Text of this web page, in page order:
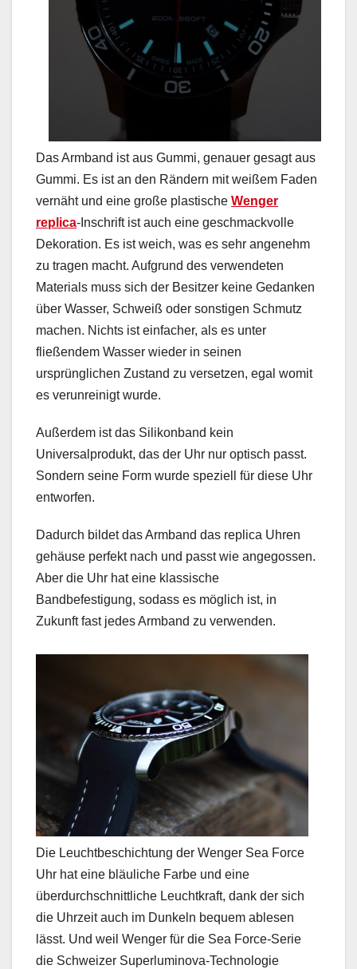
Das Armband ist aus Gummi, genauer gesagt aus
Gummi. Es ist an den Rändern mit weißem Faden
vernäht und eine große plastische Wenger
replica-Inschrift ist auch eine geschmackvolle
Dekoration. Es ist weich, was es sehr angenehm
zu tragen macht. Aufgrund des verwendeten
Materials muss sich der Besitzer keine Gedanken
über Wasser, Schweiß oder sonstigen Schmutz
machen. Nichts ist einfacher, als es unter
fließendem Wasser wieder in seinen
ursprünglichen Zustand zu versetzen, egal womit
es verunreinigt wurde.
Außerdem ist das Silikonband kein
Universalprodukt, das der Uhr nur optisch passt.
Sondern seine Form wurde speziell für diese Uhr
entworfen.
Dadurch bildet das Armband das replica Uhren
gehäuse perfekt nach und passt wie angegossen.
Aber die Uhr hat eine klassische
Bandbefestigung, sodass es möglich ist, in
Zukunft fast jedes Armband zu verwenden.
Die Leuchtbeschichtung der Wenger Sea Force
Uhr hat eine bläuliche Farbe und eine
überdurchschnittliche Leuchtkraft, dank der sich
die Uhrzeit auch im Dunkeln bequem ablesen
lässt. Und weil Wenger für die Sea Force-Serie
die Schweizer Superluminova-Technologie